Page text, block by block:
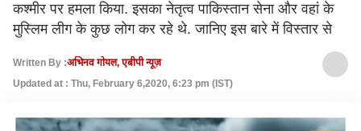
कश्मीर पर हमला किया. इसका नेतृत्व पाकिस्तान सेना और वहां के
मुस्लिम लीग के कुछ लोग कर रहे थे. जानिए इस बारे में विस्तार से
Written By :अभिनव गोयल, एबीपी न्यूज़
Updated at : Thu, February 6,2020, 6:23 pm (IST)